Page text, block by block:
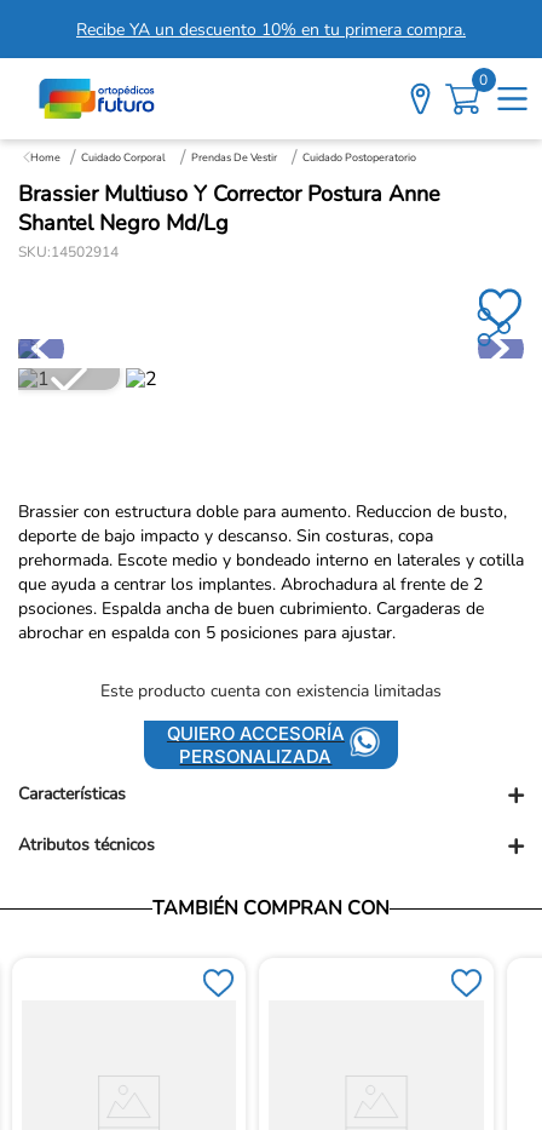
Recibe YA un descuento 10% en tu primera compra.
0
Cuidado Corporal Prendas De Vestir Cuidado Postoperatorio
Brassier Multiuso Y Corrector Postura Anne
Shantel Negro Md/Lg
SKU:14502914
Brassier con estructura doble para aumento. Reduccion de busto,
deporte de bajo impacto y descanso. Sin costuras, copa
prehormada. Escote medio y bondeado interno en laterales y cotilla
que ayuda a centrar los implantes. Abrochadura al frente de 2
psociones. Espalda ancha de buen cubrimiento. Cargaderas de
abrochar en espalda con 5 posiciones para ajustar.
Este producto cuenta con existencia limitadas
QUIERO ACCESORÍA
PERSONALIZADA
Características
+
Presentación comercial: UND
Atributos técnicos +
Vendedor: Ortopédicos Futuro
Garantía: Para conocer nuestra políticas de garantía, ingresa al
Términos y Condiciones: Para conocer nuestros términos y
ingresa al siguiente link:
https://www.ortopedicosfuturo.com/reversion-de-pago
TAMBIÉN COMPRAN CON